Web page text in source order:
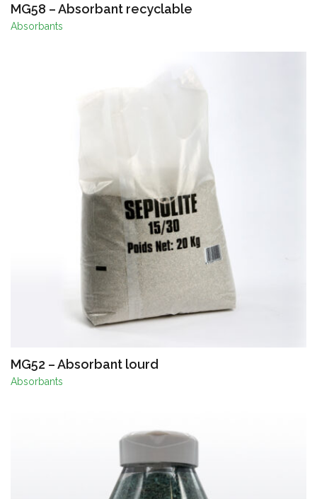
MG58 – Absorbant recyclable
Absorbants
MG52 – Absorbant lourd
Absorbants